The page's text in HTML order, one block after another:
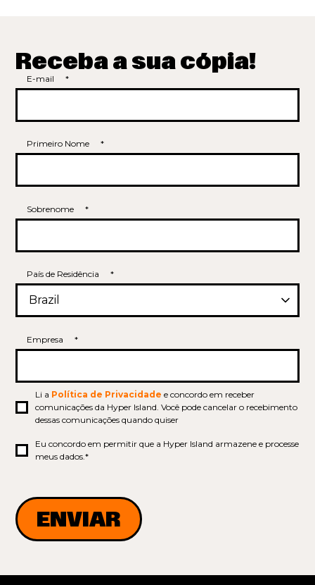
Receba a sua cópia!
E-mail *
Primeiro Nome *
Sobrenome *
País de Residência *
Empresa *
Li a Política de Privacidade e concordo em receber
comunicações da Hyper Island. Você pode cancelar o recebimento
dessas comunicações quando quiser
Eu concordo em permitir que a Hyper Island armazene e processe
meus dados.*